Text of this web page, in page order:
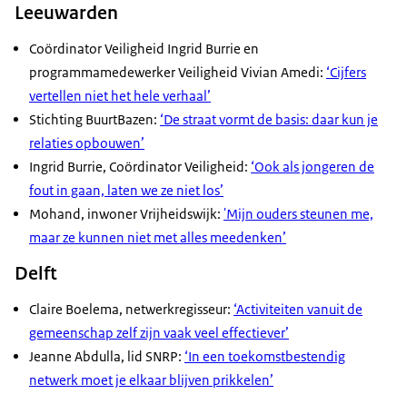
Leeuwarden
Coördinator Veiligheid Ingrid Burrie en
programmamedewerker Veiligheid Vivian Amedi: ‘Cijfers
vertellen niet het hele verhaal’
Stichting BuurtBazen: ‘De straat vormt de basis: daar kun je
relaties opbouwen’
Ingrid Burrie, Coördinator Veiligheid: ‘Ook als jongeren de
fout in gaan, laten we ze niet los’
Mohand, inwoner Vrijheidswijk: 'Mijn ouders steunen me,
maar ze kunnen niet met alles meedenken’
Delft
Claire Boelema, netwerkregisseur: ‘Activiteiten vanuit de
gemeenschap zelf zijn vaak veel effectiever’
Jeanne Abdulla, lid SNRP: ‘In een toekomstbestendig
netwerk moet je elkaar blijven prikkelen’